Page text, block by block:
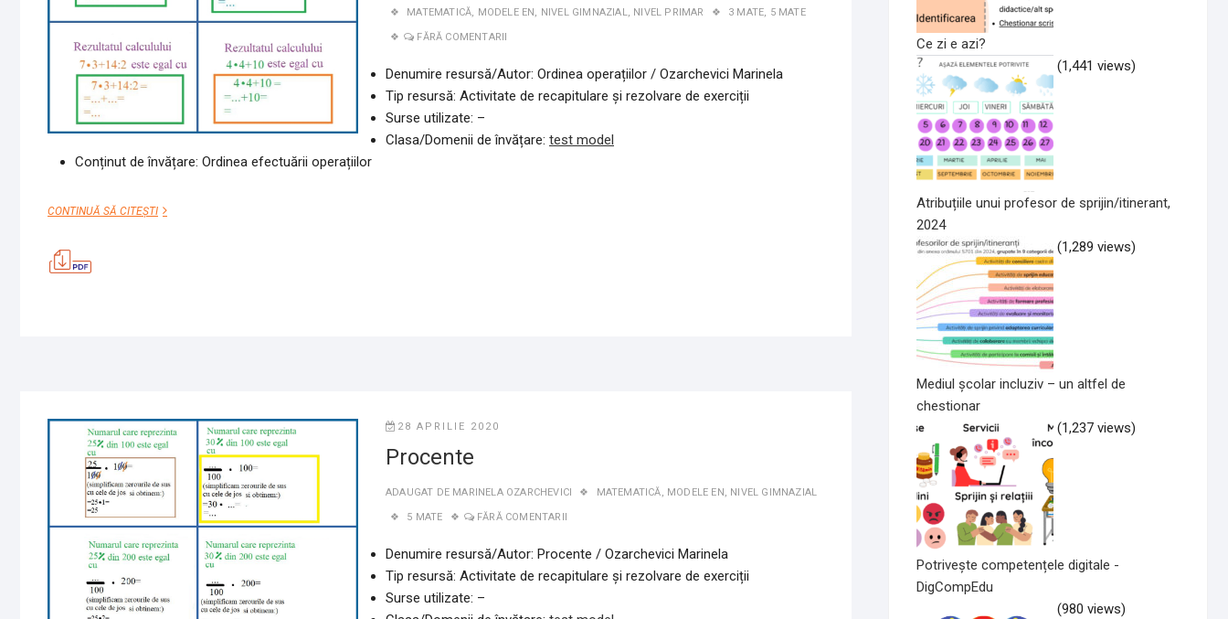
MATEMATICĂ, MODELE EN, NIVEL GIMNAZIAL, NIVEL PRIMAR 3 MATE, 5 MATE
FĂRĂ COMENTARII
Denumire resursă/Autor: Ordinea operațiilor / Ozarchevici Marinela
Tip resursă: Activitate de recapitulare și rezolvare de exerciții
Surse utilizate: –
Clasa/Domenii de învățare: test model
Conținut de învățare: Ordinea efectuării operațiilor
CONTINUĂ SĂ CITEȘTIORDINEA
28 APRILIE 2020
Procente
ADAUGAT DE MARINELA OZARCHEVICI MATEMATICĂ, MODELE EN, NIVEL GIMNAZIAL
5 MATE FĂRĂ COMENTARII
Denumire resursă/Autor: Procente / Ozarchevici Marinela
Tip resursă: Activitate de recapitulare și rezolvare de exerciții
Surse utilizate: –
Ce zi e azi?
(1,441 views)
Atribuțiile unui profesor de sprijin/itinerant,
2024
(1,289 views)
Mediul școlar incluziv – un altfel de
chestionar
(1,237 views)
Potrivește competențele digitale -
DigCompEdu
(980 views)